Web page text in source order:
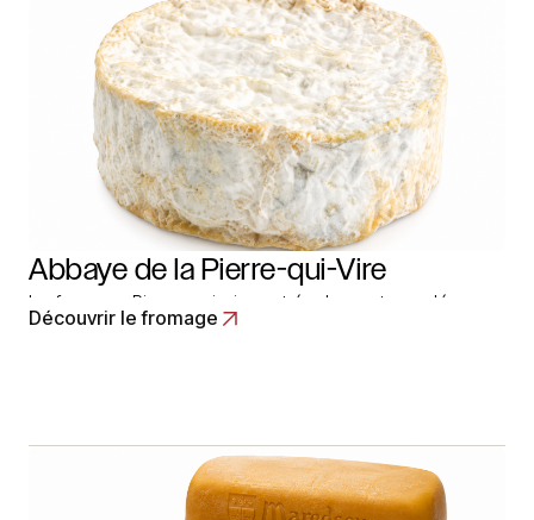
Abbaye de la Pierre-qui-Vire
Le fromage Pierre-qui-vire est également appelée
Abbaye-de-la-Pierre-qui-vire. Le nom est en effet
race brune alpine. Pour valoriser le lait de ces animaux,
les moines… Read More
Découvrir le fromage